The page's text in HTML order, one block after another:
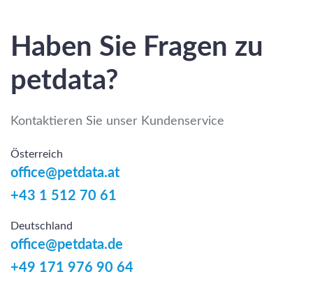
Haben Sie Fragen zu
petdata?
Kontaktieren Sie unser Kundenservice
Österreich
office@petdata.at
+43 1 512 70 61
Deutschland
office@petdata.de
+49 171 976 90 64